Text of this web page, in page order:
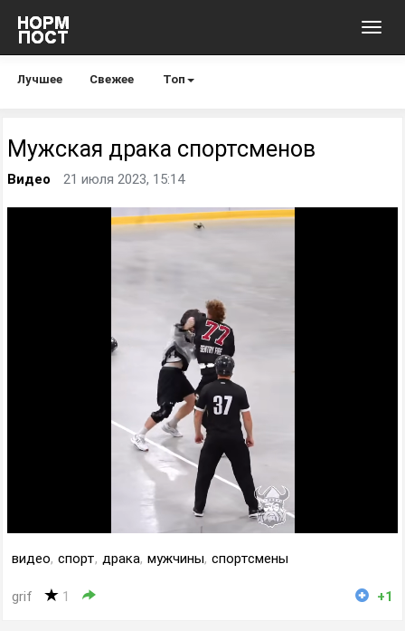
Лучшее Свежее Топ
Мужская драка спортсменов
Видео 21 июля 2023, 15:14
видео, спорт, драка, мужчины, спортсмены
grif 1 +1